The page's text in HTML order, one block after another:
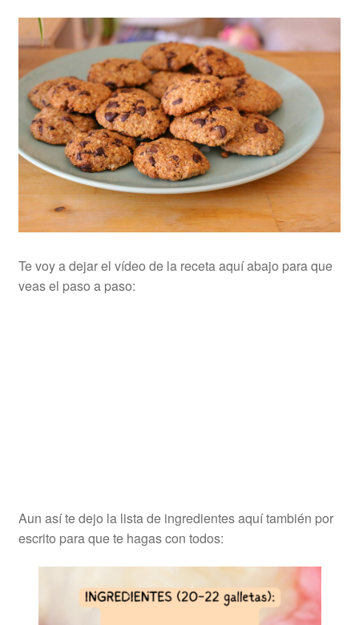
Te voy a dejar el vídeo de la receta aquí abajo para que
veas el paso a paso:
Aun así te dejo la lista de ingredientes aquí también por
escrito para que te hagas con todos: